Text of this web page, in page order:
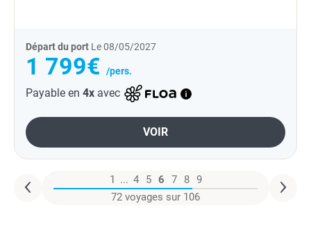
Départ du port Le 08/05/2027
1 799€ /pers.
Payable en 4x avec
VOIR
1 ... 4 5 6 7 8 9
72 voyages sur 106